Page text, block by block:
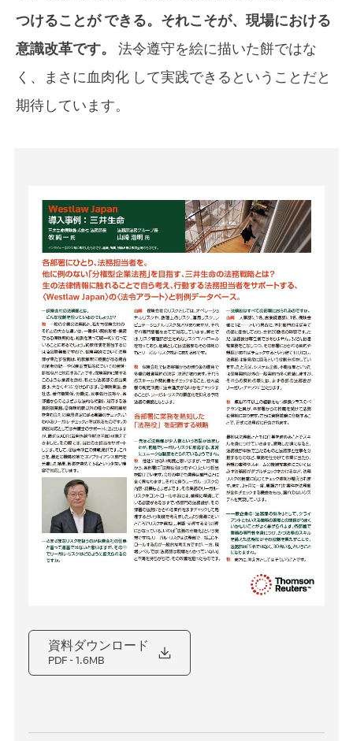
つけることが できる。それこそが、現場における
意識改革です。 法令遵守を絵に描いた餅ではな
く、まさに血肉化 して実践できるということだと
期待しています。
資料ダウンロード
PDF- 1.6MB